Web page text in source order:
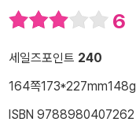
6
세일즈포인트 240
164쪽173*227mm148g
ISBN 9788980407262